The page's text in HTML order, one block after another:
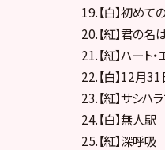
19.【白】初めて
20.【紅】君の名
21.【紅】ハート・
22.【白】12月31
23.【紅】サシハ
24.【白】無人駅
25.【紅】深呼吸